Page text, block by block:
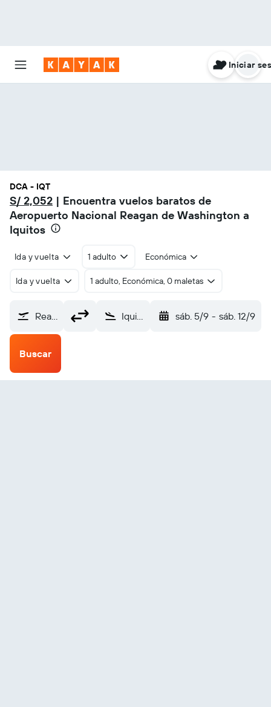
Iniciar
DCA - IQT
S/ 2,052 | Encuentra vuelos baratos de
Aeropuerto Nacional Reagan de Washington a
Iquitos
Ida y vuelta 1 adulto Económica
Ida y vuelta 1 adulto, Económica, 0 maletas
Reagan-National (DCA) Iquitos C.F. Secada (IQT) sáb. 5/9 - sáb. 12/9
Buscar